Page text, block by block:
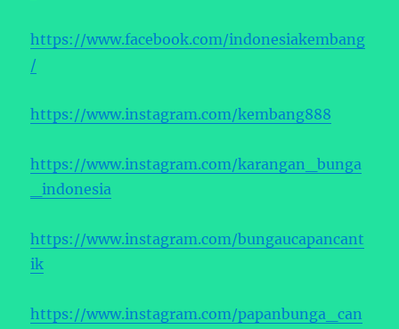
https://www.facebook.com/indonesiakembang
/
https://www.instagram.com/kembang888
https://www.instagram.com/karangan_bunga
_indonesia
https://www.instagram.com/bungaucapancant
ik
https://www.instagram.com/papanbunga_can